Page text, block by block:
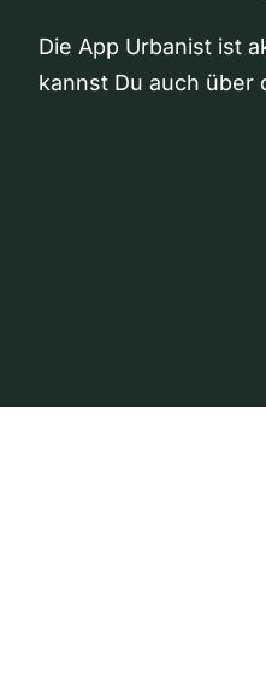
Die App Urbanist ist
kannst Du auch über